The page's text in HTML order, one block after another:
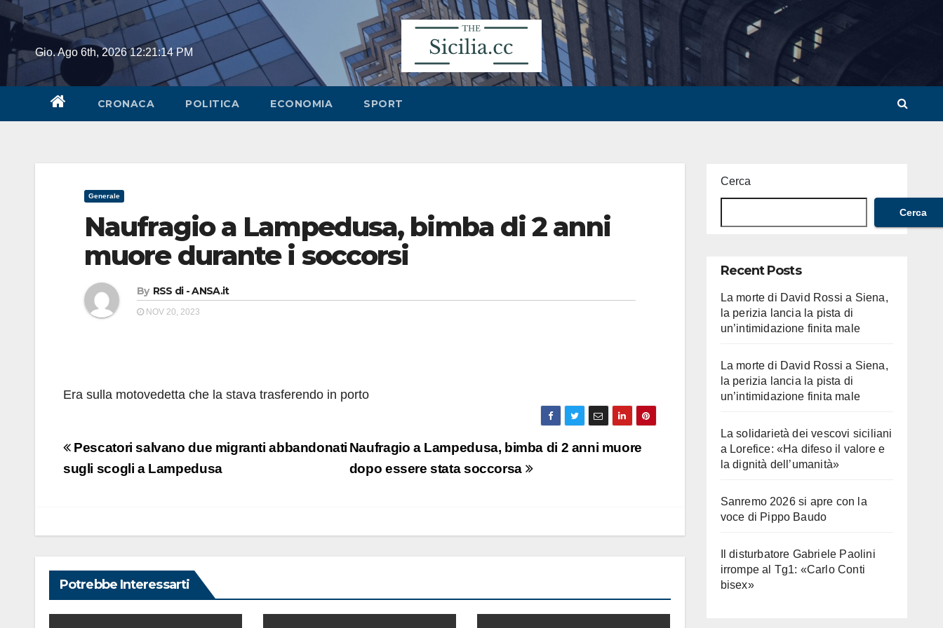
Skip
contentGio. Ago 6th, 202612:21:14 PM
CRONACA POLITICA ECONOMIA SPORT
Generale
Naufragio a Lampedusa, bimba di 2 anni
muore durante i soccorsi
By RSS di - ANSA.it
NOV 20, 2023
Era sulla motovedetta che la stava trasferendo in porto
Navigazione
articoli
Naufragio a Lampedusa, bimba di 2 anni muore
dopo essere stata soccorsa
Pescatori salvano due migranti abbandonati
sugli scogli a Lampedusa
Potrebbe Interessarti
Cerca
Cerca
Recent Posts
La morte di David Rossi a Siena,
la perizia lancia la pista di
un’intimidazione finita male
La morte di David Rossi a Siena,
la perizia lancia la pista di
un’intimidazione finita male
La solidarietà dei vescovi siciliani
a Lorefice: «Ha difeso il valore e
la dignità dell’umanità»
Sanremo 2026 si apre con la
voce di Pippo Baudo
Il disturbatore Gabriele Paolini
irrompe al Tg1: «Carlo Conti
bisex»